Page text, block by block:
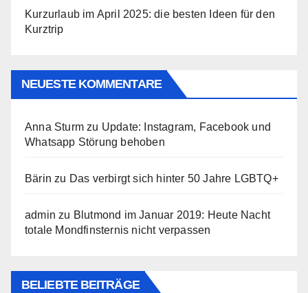
Kurzurlaub im April 2025: die besten Ideen für den
Kurztrip
NEUESTE KOMMENTARE
Anna Sturm zu Update: Instagram, Facebook und
Whatsapp Störung behoben
Bärin zu Das verbirgt sich hinter 50 Jahre LGBTQ+
admin zu Blutmond im Januar 2019: Heute Nacht
totale Mondfinsternis nicht verpassen
BELIEBTE BEITRÄGE